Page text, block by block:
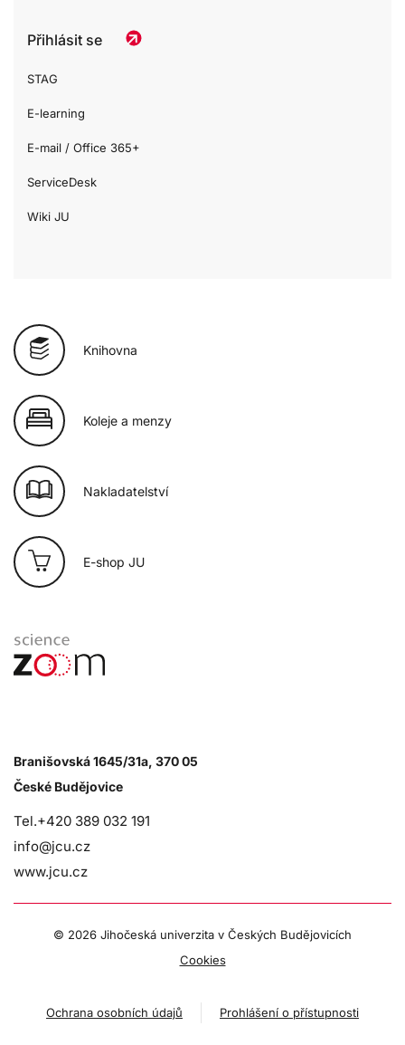
Přihlásit se
STAG
E-learning
E-mail / Office 365+
ServiceDesk
Wiki JU
Knihovna
Koleje a menzy
Nakladatelství
E-shop JU
Branišovská 1645/31a, 370 05
České Budějovice
Tel.+420 389 032 191
info@jcu.cz
www.jcu.cz
© 2026 Jihočeská univerzita v Českých Budějovicích
Cookies
Ochrana osobních údajů Prohlášení o přístupnosti